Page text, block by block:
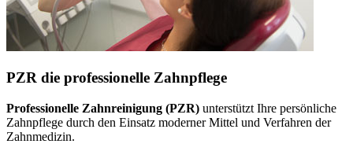
PZR die professionelle Zahnpflege
Professionelle Zahnreinigung (PZR) unterstützt Ihre persönliche
Zahnpflege durch den Einsatz moderner Mittel und Verfahren der
Zahnmedizin.